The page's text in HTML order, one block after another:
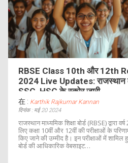
RBSE Class 10th और 12th
2024 Live Updates: राजस्थान
SSC, HSC के स्कोर जारी
在 : Karthik Rajkumar Kannan
दिनांक : मई 20 2024
राजस्थान माध्यमिक शिक्षा बोर्ड (RBSE) द्वारा
लिए कक्षा 10वीं और 12वीं की परीक्षाओं के
किए जाने की उम्मीद है। इन परीक्षाओं में शामिल
बोर्ड की आधिकारिक वेबसाइट